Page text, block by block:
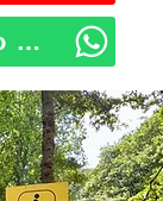
Click Here To WhatsApp Us